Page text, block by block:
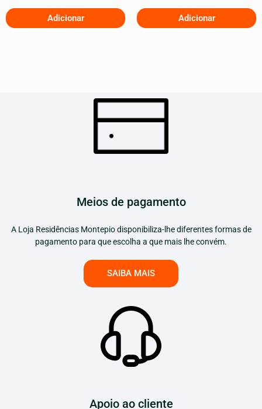
Adicionar Adicionar
Meios de pagamento
A Loja Residências Montepio disponibiliza-lhe diferentes formas de
pagamento para que escolha a que mais lhe convém.
SAIBA MAIS
Apoio ao cliente